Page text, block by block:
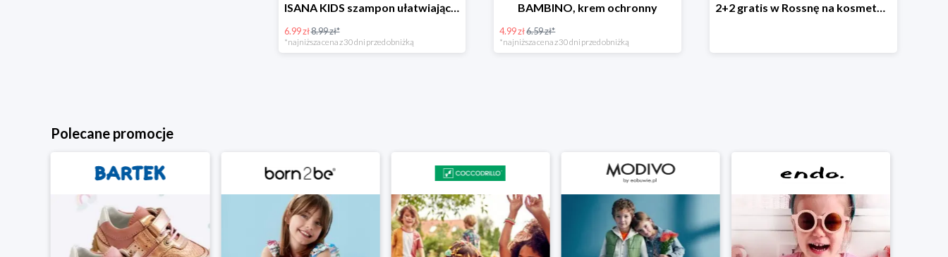
ISANA KIDS szampon ułatwiający rozczesywanie 200 ml
6.99 zł8.99 zł*
*najniższa cena z 30 dni przed obniżką
BAMBINO, krem ochronny
4.99 zł6.59 zł*
*najniższa cena z 30 dni przed obniżką
2+2 gratis w Rossnę na kosmetyki do pielęgnacji i higieny dla dzieci
Polecane promocje